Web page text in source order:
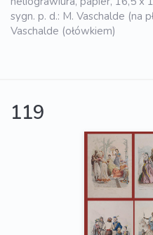
sygn. p. d.: M. Vaschalde (na
Vaschalde (ołówkiem)
119